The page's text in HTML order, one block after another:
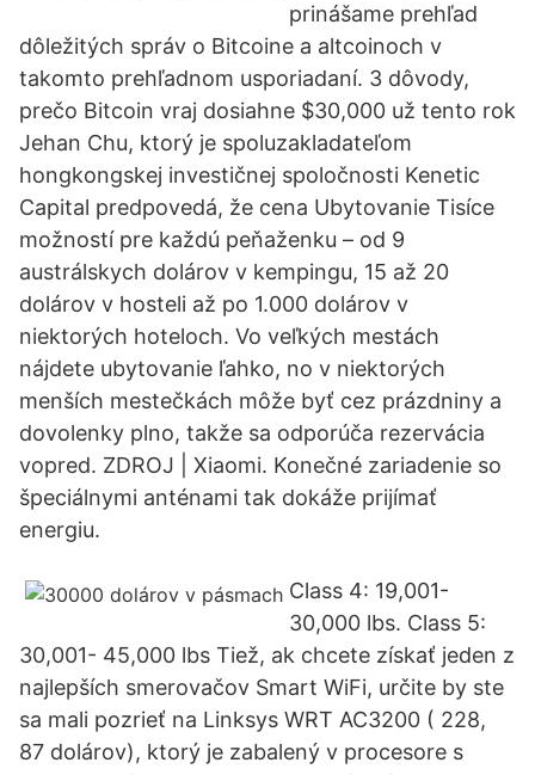
prinášame prehľad
dôležitých správ o Bitcoine a altcoinoch v
takomto prehľadnom usporiadaní. 3 dôvody,
prečo Bitcoin vraj dosiahne $30,000 už tento rok
Jehan Chu, ktorý je spoluzakladateľom
hongkongskej investičnej spoločnosti Kenetic
Capital predpovedá, že cena Ubytovanie Tisíce
možností pre každú peňaženku – od 9
austrálskych dolárov v kempingu, 15 až 20
dolárov v hosteli až po 1.000 dolárov v
niektorých hoteloch. Vo veľkých mestách
nájdete ubytovanie ľahko, no v niektorých
menších mestečkách môže byť cez prázdniny a
dovolenky plno, takže sa odporúča rezervácia
vopred. ZDROJ | Xiaomi. Konečné zariadenie so
špeciálnymi anténami tak dokáže prijímať
energiu.
Class 4: 19,001-
30,000 lbs. Class 5:
30,001- 45,000 lbs Tiež, ak chcete získať jeden z
najlepších smerovačov Smart WiFi, určite by ste
sa mali pozrieť na Linksys WRT AC3200 ( 228,
87 dolárov), ktorý je zabalený v procesore s